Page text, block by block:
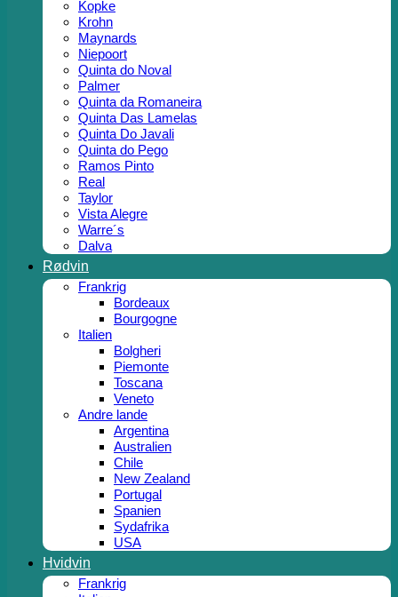
Kopke
Krohn
Maynards
Niepoort
Quinta do Noval
Palmer
Quinta da Romaneira
Quinta Das Lamelas
Quinta Do Javali
Quinta do Pego
Ramos Pinto
Real
Taylor
Vista Alegre
Warre´s
Dalva
Rødvin
Frankrig
Bordeaux
Bourgogne
Italien
Bolgheri
Piemonte
Toscana
Veneto
Andre lande
Argentina
Australien
Chile
New Zealand
Portugal
Spanien
Sydafrika
USA
Hvidvin
Frankrig